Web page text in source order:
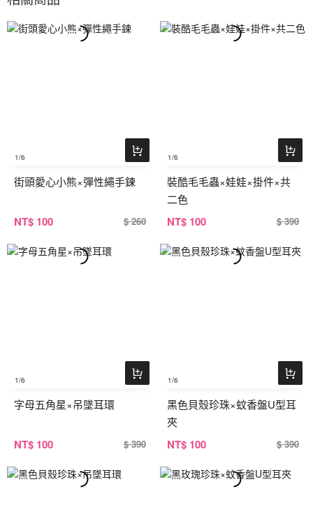
1/6
街頭愛心小熊×彈性繩手鍊
NT$ 100 $ 260
1/6
裝酷毛毛蟲×娃娃×掛件×共
二色
NT$ 100 $ 390
1/6
字母五角星×吊墜耳環
NT$ 100 $ 390
1/6
黑色貝殼珍珠×蚊香盤U型耳
夾
NT$ 100 $ 390